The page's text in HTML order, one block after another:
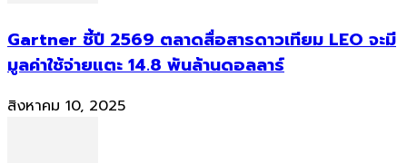
Gartner ชี้ปี 2569 ตลาดสื่อสารดาวเทียม LEO จะมี
มูลค่าใช้จ่ายแตะ 14.8 พันล้านดอลลาร์
สิงหาคม 10, 2025